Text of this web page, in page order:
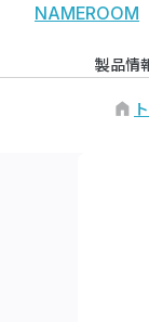
NAMEROOM
製品情